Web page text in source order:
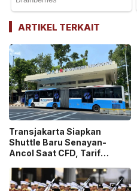
ARTIKEL TERKAIT
Transjakarta Siapkan
Shuttle Baru Senayan-
Ancol Saat CFD, Tarif